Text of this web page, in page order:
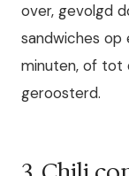
over, gevolgd
sandwiches op
minuten, of tot
geroosterd.